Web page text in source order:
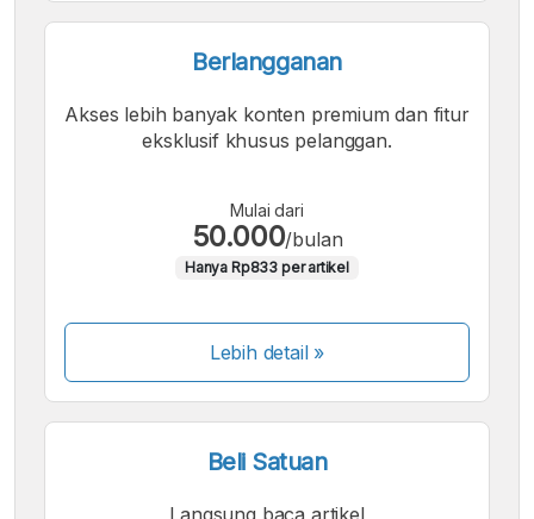
Berlangganan
Akses lebih banyak konten premium dan fitur
eksklusif khusus pelanggan.
Mulai dari
50.000/bulan
Hanya Rp833 per artikel
Lebih detail »
Beli Satuan